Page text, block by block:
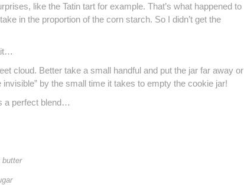
like the Tatin tart for example. That’s what happened to
in the proportion of the corn starch. So I didn’t get the
cloud. Better take a small handful and put the jar far away or
by the small time it takes to empty the cookie jar!
a perfect blend…
butter